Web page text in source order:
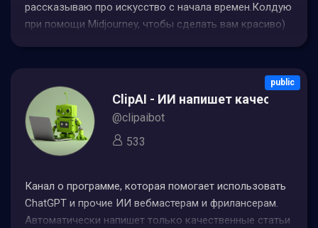
рассказываю про искусство с начала времен.Колдую
при помощи Midjourney, чтобы сделать вам красиво)
public
ClipAI - ИИ напишет
@clipaibot
533
Канал о программе, которая помогает использовать
ChаtGРТ и прочие ИИ вебмастерам и фрилансерам.
Автоматически напишет только качественные статьи